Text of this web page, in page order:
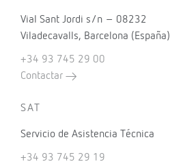
Vial Sant Jordi s/n – 08232
Viladecavalls, Barcelona (España)
+34 93 745 29 00
Contactar
SAT
Servicio de Asistencia Técnica
+34 93 745 29 19